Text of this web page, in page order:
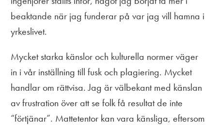
beaktande när jag funderar på var jag vill hamna i
yrkeslivet.
Mycket starka känslor och kulturella normer väger
in i vår inställning till fusk och plagiering. Mycket
handlar om rättvisa. Jag är välbekant med känslan
av frustration över att se folk få resultat de inte
“förtjänar”. Mattetentor kan vara känsliga, eftersom